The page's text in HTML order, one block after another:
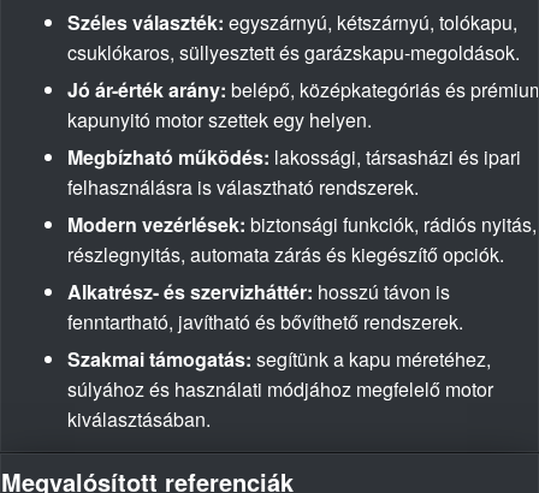
Széles választék: egyszárnyú, kétszárnyú, tolókapu,
csuklókaros, süllyesztett és garázskapu-megoldások.
Jó ár-érték arány: belépő, középkategóriás és
kapunyitó motor szettek egy helyen.
Megbízható működés: lakossági, társasházi és ipari
felhasználásra is választható rendszerek.
Modern vezérlések: biztonsági funkciók, rádiós nyitás,
részlegnyitás, automata zárás és kiegészítő opciók.
Alkatrész- és szervizháttér: hosszú távon is
fenntartható, javítható és bővíthető rendszerek.
Szakmai támogatás: segítünk a kapu méretéhez,
súlyához és használati módjához megfelelő motor
kiválasztásában.
Megvalósított referenciák